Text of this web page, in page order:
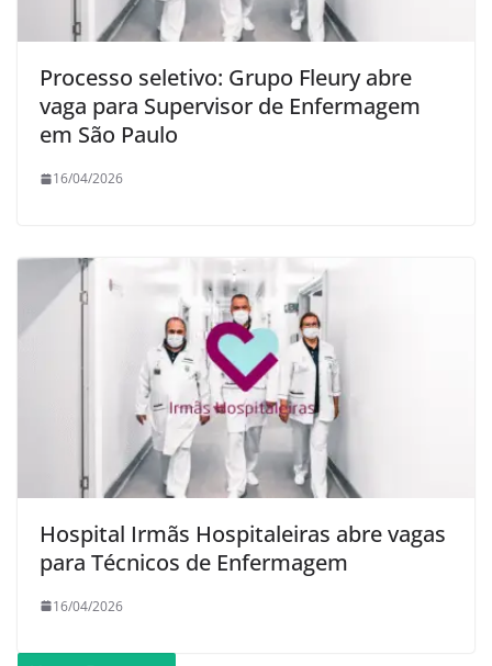
Processo seletivo: Grupo Fleury abre
vaga para Supervisor de Enfermagem
em São Paulo
16/04/2026
Hospital Irmãs Hospitaleiras abre vagas
para Técnicos de Enfermagem
16/04/2026